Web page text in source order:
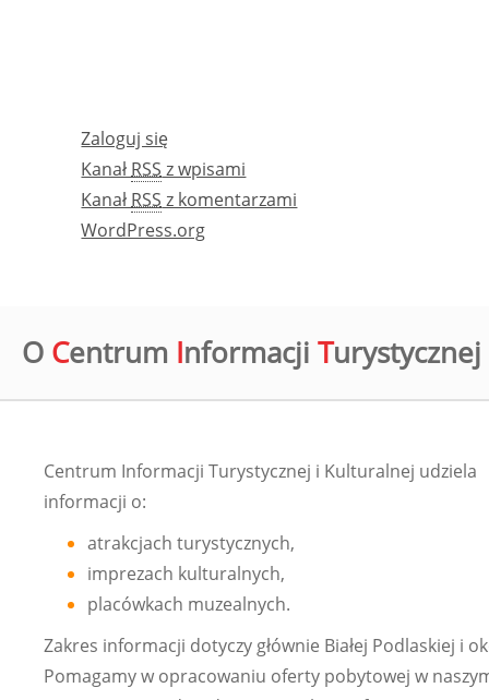
Zaloguj się
Kanał RSS z wpisami
Kanał RSS z komentarzami
WordPress.org
O Centrum Informacji T
Centrum Informacji Turystycznej i Kulturalnej udziela
informacji o:
atrakcjach turystycznych,
imprezach kulturalnych,
placówkach muzealnych.
Zakres informacji dotyczy głównie Białej Podlaskiej i
Pomagamy w opracowaniu oferty pobytowej w